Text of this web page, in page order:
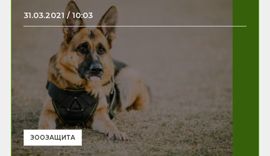
31.03.2021 / 10:03
ЗООЗАЩИТА